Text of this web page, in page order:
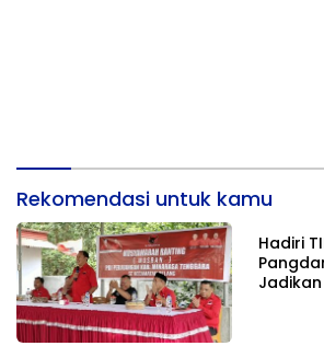
Rekomendasi untuk kamu
Hadiri